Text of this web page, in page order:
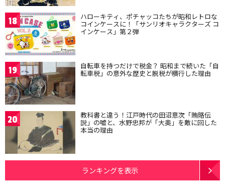
18 ハローキティ、ポチャッコたちが昭和レトロな
コインケースに！「サンリオキャラクターズ コ
インケース」第２弾
19 自転車を持つだけで税金？ 昭和まで続いた「自
転車税」の意外な歴史と脱税が横行した理由
20 教科書と違う！江戸時代の田沼意次「賄賂伝
説」の嘘と、水野忠邦が「大奥」を敵に回した
本当の理由
ランキングを表示